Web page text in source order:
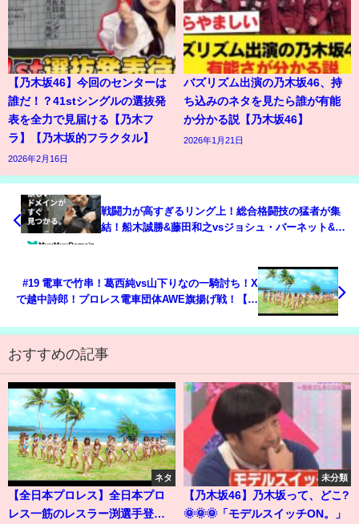
【乃木坂46】今回のセンターは
誰だ！？41stシングルの選抜発
表を全力で見届ける【乃木フ
ラ】【乃木坂的フラクタル】
2026年2月16日
バズリズム出演の乃木坂46、持
ち込みのネタを見たら誰が有能
か分かる説【乃木坂46】
2026年1月21日
戦闘力が高すぎるリング上！総合格闘技の猛者が集
結！船木誠勝&藤田和之vsジョシュ・バーネット&
中！》
#19 電車で竹串！葛西純vs山下りなの一騎討ち！X
で越中詩郎！プロレス電車団体AWE旗揚げ戦！【ア
おすすめの記事
ネタ
【全日本プロレス】全日本プロ
レス一筋のレスラー渕選手登場
未分類
【乃木坂46】乃木坂って、どこ?
🌞🌞🌞「モデルスイッチON。」